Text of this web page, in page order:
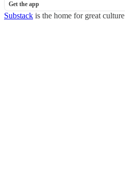
Get the app
Substack is the home for great culture